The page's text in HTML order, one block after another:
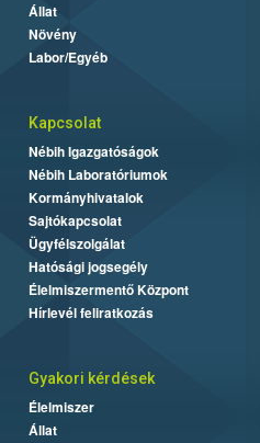
Állat
Növény
Labor/Egyéb
Kapcsolat
Nébih Igazgatóságok
Nébih Laboratóriumok
Kormányhivatalok
Sajtókapcsolat
Ügyfélszolgálat
Hatósági jogsegély
Élelmiszermentő Központ
Hírlevél feliratkozás
Gyakori kérdések
Élelmiszer
Állat